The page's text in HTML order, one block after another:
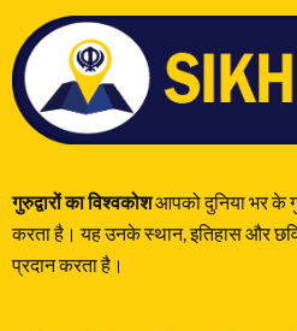
गुरुद्वारों का विश्वकोशआपको दुनिया भर के
करता है। यह उनके स्थान, इतिहास और
प्रदान करता है।